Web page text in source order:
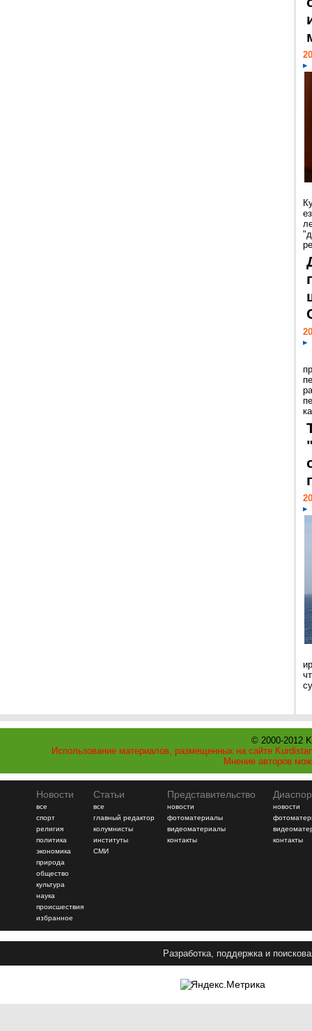
© 2000-2012
Использование материалов, размещенных на сайте
Мнение авторов
Новости
все
спорт
религия
политика
экономика
природа
общество
культура
наука
происшествия
избранное
Статьи
все
главный редактор
колумнисты
институты
СМИ
Представительство
новости
фотоматериалы
видеоматериалы
контакты
новости
контакты
Разработка, поддержка и